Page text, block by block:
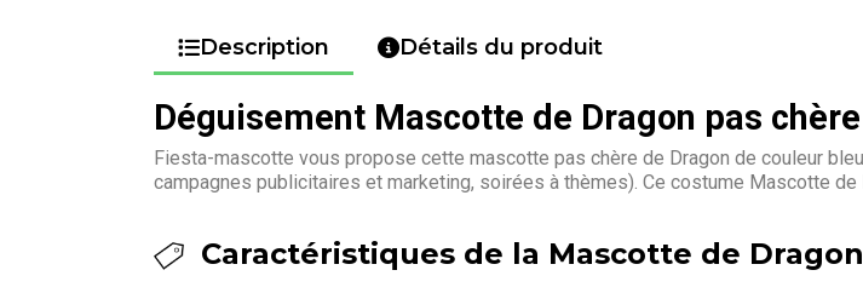
Description Détails du produit
Déguisement Mascotte de Dragon pas chère
Fiesta-mascotte vous propose cette mascotte pas chère de Dragon de couleur
campagnes publicitaires et marketing, soirées à thèmes). Ce costume Mascotte
Caractéristiques de la Mascotte de